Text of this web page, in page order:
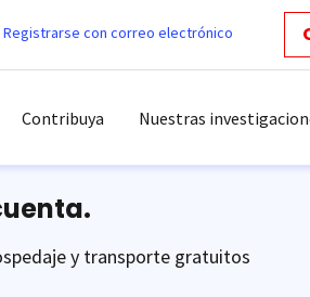
Registrarse con correo electrónico
Contribuya Nuestras
y transporte gratuitos